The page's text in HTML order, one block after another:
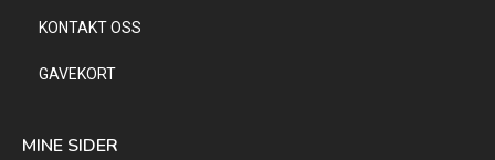
KONTAKT OSS
GAVEKORT
MINE SIDER